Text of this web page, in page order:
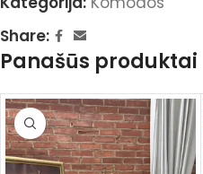
Share:
Panašūs produktai